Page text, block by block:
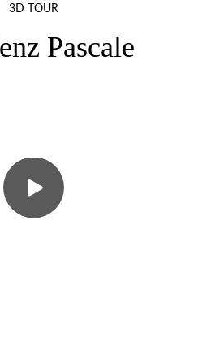
3D TOUR
Pascale